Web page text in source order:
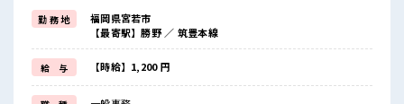
≪自分の時間も大切≫
残業はほとんどナシ！
場合によってはお願いすることもあります♪
≪ヘアカラーOKで自由な雰囲気の職場≫
明るすぎたり奇抜でなければ基本的に自由！
(規定有)≪動きやすい制服アリ≫
制服があるので、
勤 務 地
福岡県宮若市
【最寄駅】勝野 ／ 筑豊本線
給 与 【時給】1,200 円